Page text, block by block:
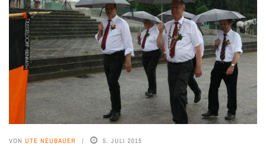
VON UTE NEUBAUER 5. JULI 2015